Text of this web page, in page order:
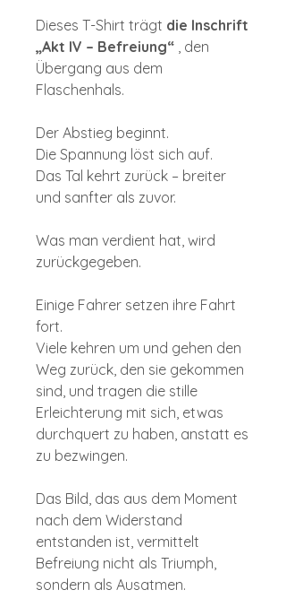
Dieses T-Shirt trägt die Inschrift
„Akt IV – Befreiung“ , den
Übergang aus dem
Flaschenhals.
Der Abstieg beginnt.
Die Spannung löst sich auf.
Das Tal kehrt zurück – breiter
und sanfter als zuvor.
Was man verdient hat, wird
zurückgegeben.
Einige Fahrer setzen ihre Fahrt
fort.
Viele kehren um und gehen den
Weg zurück, den sie gekommen
sind, und tragen die stille
Erleichterung mit sich, etwas
durchquert zu haben, anstatt es
zu bezwingen.
Das Bild, das aus dem Moment
nach dem Widerstand
entstanden ist, vermittelt
Befreiung nicht als Triumph,
sondern als Ausatmen.